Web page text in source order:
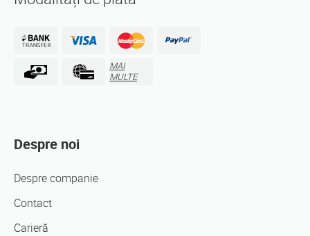
MAI
MULTE
Despre noi
Despre companie
Contact
Carieră